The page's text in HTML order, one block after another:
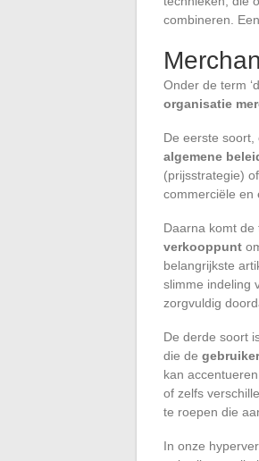
combineren.
Onder de term
organisatie
De eerste
algemene
(prijsstrategie)
commerciële en
Daarna komt
verkooppunt
belangrijkste
slimme indeling
zorgvuldig
De derde soort
die de
kan
of zelfs
te roepen die
In onze